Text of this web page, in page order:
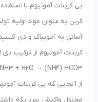
بی کربنات آمونیوم با
کربن به عنوان مواد اولیه
آسانی به آمونیاک و دی
کربنات آمونیوم از ترکیب
+ H2O → (NH4) HCO3
از آنجایی که بی کربنات
محلول واکنش سرد نگه